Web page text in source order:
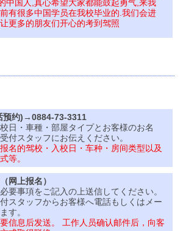
中国人,真心希望大家都能鼓起勇气,来我
有很多中国学员在我校毕业的.我们会进
更多的朋友们开心的考到驾照
预约)→0884-73-3311
日・車種・部屋タイプとお客様のお名
付スタッフにお伝えください。
名的驾校・入校日・车种・房间类型以及
等。
网上报名）
要事項をご記入の上送信してください。
スタッフからお客様へ電話もしくはメー
す。
信息后发送。 工作人员确认邮件后，向客